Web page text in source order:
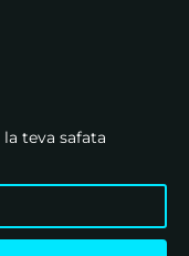
teva safata